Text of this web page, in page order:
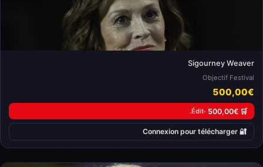
Sigourney Weaver
Objectif Festival
500,00€
🛒 500,00€ ·
Édit.
🔐 Connexion pour télécharger